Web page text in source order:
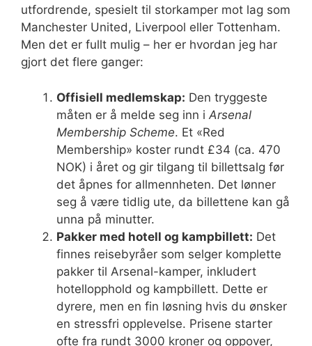
utfordrende, spesielt til storkamper mot lag som
Manchester United, Liverpool eller Tottenham.
Men det er fullt mulig – her er hvordan jeg har
gjort det flere ganger:
Offisiell medlemskap: Den tryggeste
måten er å melde seg inn i Arsenal
Membership Scheme. Et «Red
Membership» koster rundt £34 (ca. 470
NOK) i året og gir tilgang til billettsalg før
det åpnes for allmennheten. Det lønner
seg å være tidlig ute, da billettene kan gå
unna på minutter.
Pakker med hotell og kampbillett: Det
finnes reisebyråer som selger komplette
pakker til Arsenal-kamper, inkludert
hotellopphold og kampbillett. Dette er
dyrere, men en fin løsning hvis du ønsker
en stressfri opplevelse. Prisene starter
ofte fra rundt 3000 kroner og oppover,